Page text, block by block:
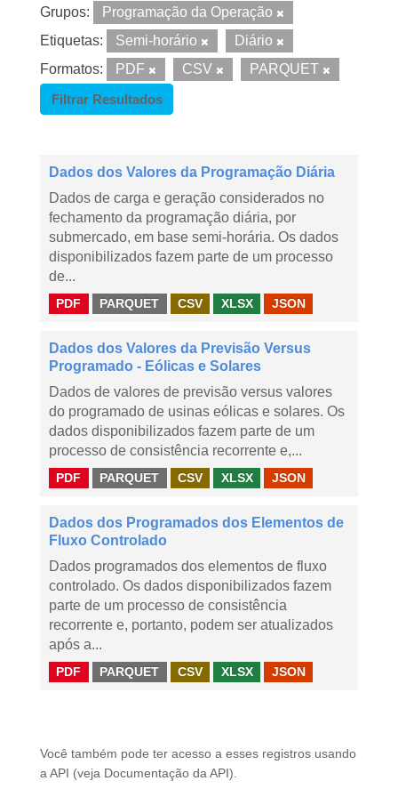
Grupos:
Programação da Operação
Etiquetas:
Semi-horário
Diário
Formatos:
PDF CSV
PARQUET
Filtrar Resultados
Dados dos Valores da Programação Diária
Dados de carga e geração considerados no
fechamento da programação diária, por
submercado, em base semi-horária. Os dados
disponibilizados fazem parte de um processo
de...
PDF PARQUET CSV XLSX JSON
Dados dos Valores da Previsão Versus
Programado - Eólicas e Solares
Dados de valores de previsão versus valores
do programado de usinas eólicas e solares. Os
dados disponibilizados fazem parte de um
processo de consistência recorrente e,...
PDF PARQUET CSV XLSX JSON
Dados dos Programados dos Elementos de
Fluxo Controlado
Dados programados dos elementos de fluxo
controlado. Os dados disponibilizados fazem
parte de um processo de consistência
recorrente e, portanto, podem ser atualizados
após a...
PDF PARQUET CSV XLSX JSON
Você também pode ter acesso a esses registros usando
a API (veja Documentação da API ).